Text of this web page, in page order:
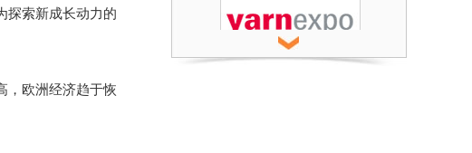
探索新成长动力的
欧洲经济趋于恢